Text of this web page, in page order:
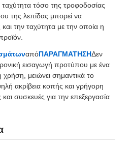
ταχύτητα τόσο της τροφοδοσίας
της λεπίδας μπορεί να
την ταχύτητα με την οποία η
απόΠΑΡΑΓΜΑΤΗΣΗΔεν
εισαγωγή προτύπου με ένα
χρήση, μειώνει σημαντικά το
ακρίβεια κοπής και γρήγορη
συσκευές για την επεξεργασία